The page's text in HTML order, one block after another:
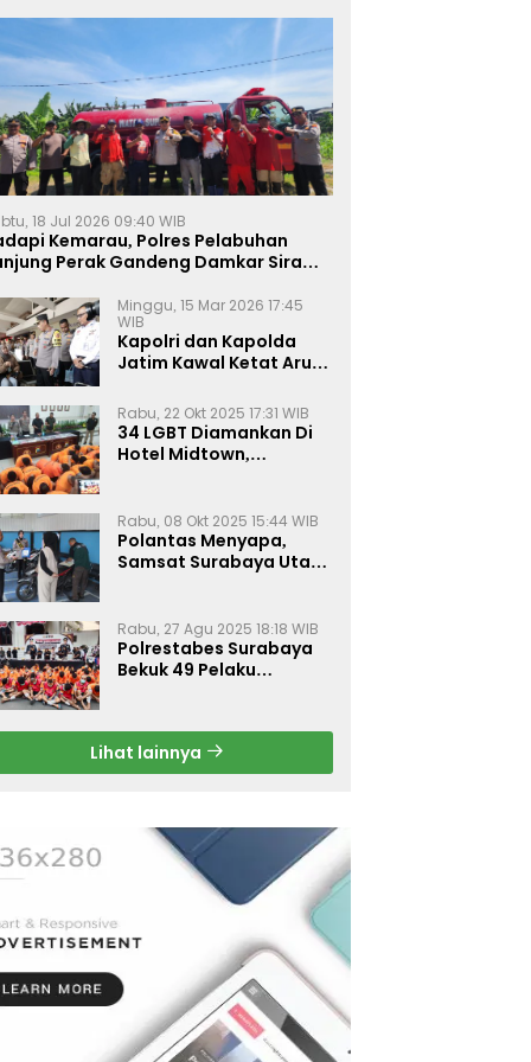
18 Jul 2026 09:40 WIB
Kemarau, Polres Pelabuhan
Perak Gandeng Damkar Siram
Minggu, 15 Mar 2026 17:45
WIB
Kapolri dan Kapolda
Jatim Kawal Ketat Arus
Rabu, 22 Okt 2025 17:31 WIB
34 LGBT Diamankan Di
Hotel Midtown,
Rabu, 08 Okt 2025 15:44 WIB
Polantas Menyapa,
Samsat Surabaya Utara
Rabu, 27 Agu 2025 18:18 WIB
Polrestabes Surabaya
Bekuk 49 Pelaku
Gratis
Lihat lainnya